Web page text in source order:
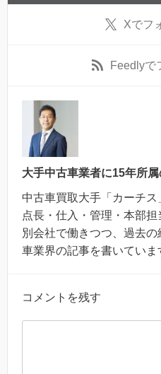
Xでフ
Feedlyで
大手中古車業者に15年所
中古車買取大手「カーチ
点長・仕入・管理・本部
別会社で働きつつ、過去
車業界の記事を書いていま
コメントを残す